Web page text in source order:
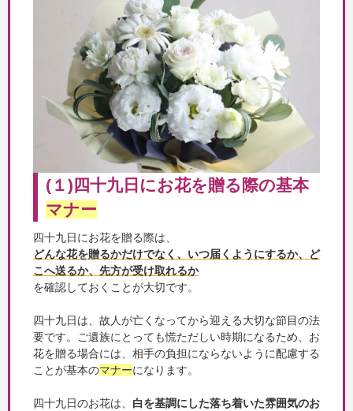
(１)四十九日にお花を贈る際の基本
マナー
四十九日にお花を贈る際は、
どんな花を贈るかだけでなく、いつ届くようにするか、ど
こへ送るか、先方が受け取れるか
を確認しておくことが大切です。
四十九日は、故人が亡くなってから迎える大切な節目の法
要です。ご遺族にとっても慌ただしい時期になるため、お
花を贈る場合には、相手の負担にならないように配慮する
ことが基本のマナーになります。
四十九日のお花は、 白を基調にした落ち着いた雰囲気のお